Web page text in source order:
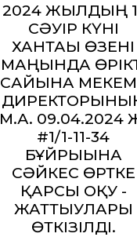
2024 ЖЫЛДЫҢ
СӘУІР КҮНІ
ХАНТАҒЫ ӨЗЕНІ
МАҢЫНДА
САЙЫНА
М.А. 09.04.2024
#1/1-11-34
БҰЙРЫҒЫНА
СӘЙКЕС ӨРТКЕ
ҚАРСЫ ОҚУ -
ЖАТТЫҒУЛАРЫ
ӨТКІЗІЛДІ.